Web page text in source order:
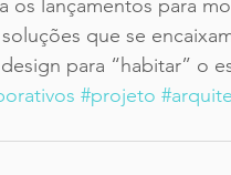
que se
para “habitar” o
#projeto